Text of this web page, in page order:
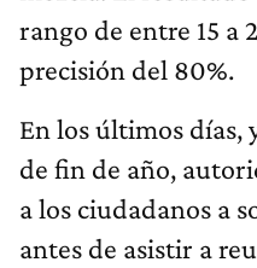
rango de entre 15 a
precisión del 80%.
En los últimos días,
de fin de año,
a los ciudadanos a
antes de asistir a